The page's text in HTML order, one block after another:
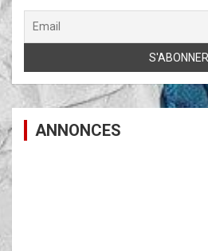
ANNONCES